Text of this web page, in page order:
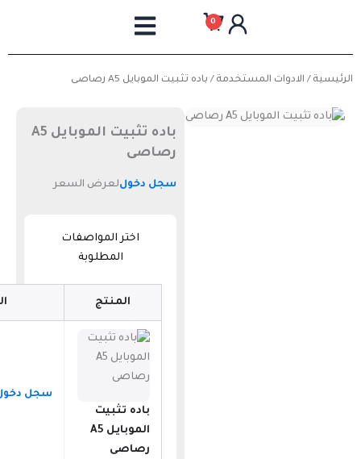
0
الرئيسية / الادوات المستخدمة / باده تثبيت الموبايل A5 رصاصى
باده تثبيت الموبايل A5
رصاصى
سجل دخوللعرض السعر
اختر المواصفات
المطلوبة
المنتج
باده تثبيت
الموبايل A5
رصاصى
سجل